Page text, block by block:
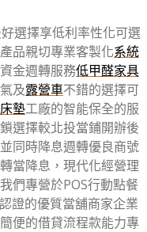
選擇享低利率性化可選
品親切專業客製化系統
金週轉服務低甲醛家具
及露營車不錯的選擇可
墊工廠的智能保全的服
選擇較北投當鋪開辦後
同時降息週轉優良商號
當降息，現代化經營理
們專營於POS行動點餐
證的優質當舖商家企業
便的借貸流程款能力專